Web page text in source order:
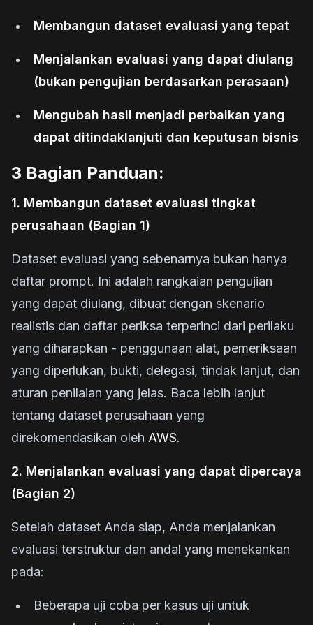
Membangun dataset evaluasi yang tepat
Menjalankan evaluasi yang dapat diulang
(bukan pengujian berdasarkan perasaan)
Mengubah hasil menjadi perbaikan yang
dapat ditindaklanjuti dan keputusan bisnis
3 Bagian Panduan:
1. Membangun dataset evaluasi tingkat
perusahaan (Bagian 1)
Dataset evaluasi yang sebenarnya bukan hanya
daftar prompt. Ini adalah rangkaian pengujian
yang dapat diulang, dibuat dengan skenario
realistis dan daftar periksa terperinci dari perilaku
yang diharapkan - penggunaan alat, pemeriksaan
yang diperlukan, bukti, delegasi, tindak lanjut, dan
aturan penilaian yang jelas. Baca lebih lanjut
tentang dataset perusahaan yang
direkomendasikan oleh AWS.
2. Menjalankan evaluasi yang dapat dipercaya
(Bagian 2)
Setelah dataset Anda siap, Anda menjalankan
evaluasi terstruktur dan andal yang menekankan
pada:
Beberapa uji coba per kasus uji untuk